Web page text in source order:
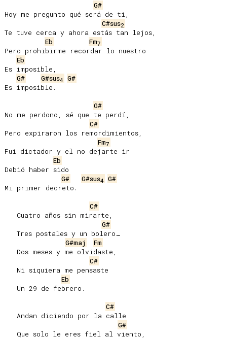
G#
Hoy me pregunto qué será de ti,
C#sus2
Te tuve cerca y ahora estás tan lejos,
Eb
Fm7
Pero prohibirme recordar lo nuestro
Eb
Es imposible,
G#
G#sus4 G#
Es imposible.
G#
No me perdono, sé que te perdí,
C#
Pero expiraron los remordimientos,
Fm7
Fui dictador y el no dejarte ir
Eb
Debió haber sido
G#
G#sus4 G#
Mi primer decreto.
C#
G#
G#maj
Fm
C#
Eb
C#
G#